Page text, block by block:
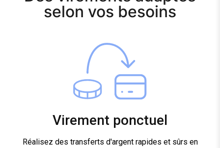
selon vos besoins
Virement ponctuel
Réalisez des transferts d'argent rapides et sûrs en